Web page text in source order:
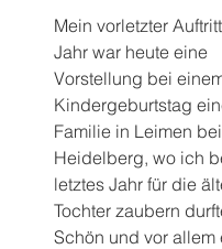
Mein vorletzter
Jahr war heute eine
Vorstellung bei
Kindergeburtstag
Familie in Leimen bei
Heidelberg, wo ich
letztes Jahr für die
Tochter zaubern
Schön und vor allem